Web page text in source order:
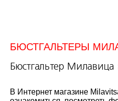
БЮСТГАЛЬТЕРЫ
Бюстгальтер Милавица
В Интернет магазине